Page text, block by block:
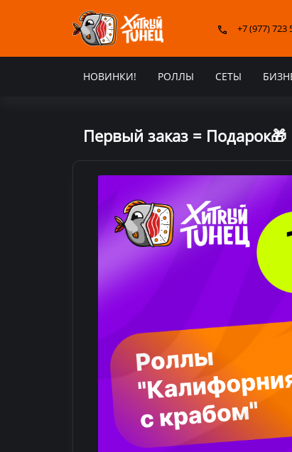
+7 (977) 723
НОВИНКИ! РОЛЛЫ СЕТЫ
Первый заказ = Подарок🎁